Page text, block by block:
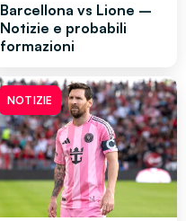
Barcellona vs Lione –
Notizie e probabili
formazioni
NOTIZIE